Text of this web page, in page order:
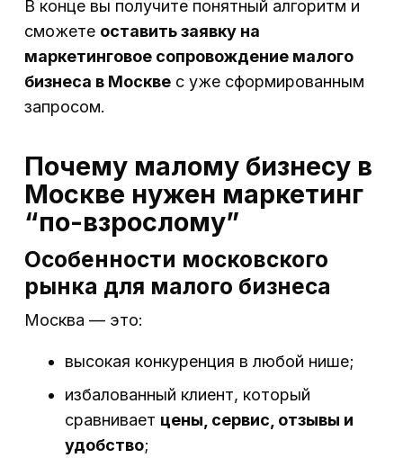
В конце вы получите понятный алгоритм и
сможете оставить заявку на
маркетинговое сопровождение малого
бизнеса в Москве с уже сформированным
запросом.
Почему малому бизнесу в
Москве нужен маркетинг
“по-взрослому”
Особенности московского
рынка для малого бизнеса
Москва — это:
высокая конкуренция в любой нише;
избалованный клиент, который
сравнивает цены, сервис, отзывы и
удобство;